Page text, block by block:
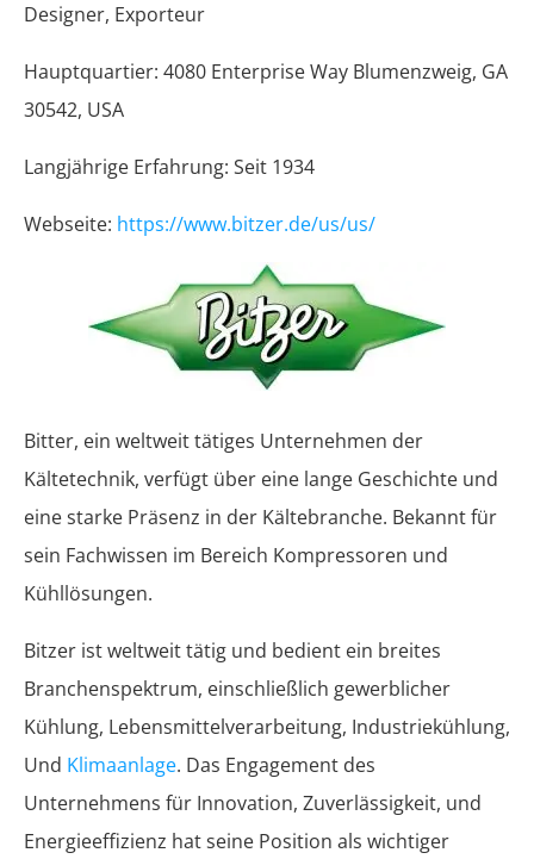
Designer, Exporteur
Hauptquartier: 4080 Enterprise Way Blumenzweig, GA
30542, USA
Langjährige Erfahrung: Seit 1934
Webseite: https://www.bitzer.de/us/us/
Bitter, ein weltweit tätiges Unternehmen der
Kältetechnik, verfügt über eine lange Geschichte und
eine starke Präsenz in der Kältebranche. Bekannt für
sein Fachwissen im Bereich Kompressoren und
Kühllösungen.
Bitzer ist weltweit tätig und bedient ein breites
Branchenspektrum, einschließlich gewerblicher
Kühlung, Lebensmittelverarbeitung, Industriekühlung,
Und Klimaanlage. Das Engagement des
Unternehmens für Innovation, Zuverlässigkeit, und
Energieeffizienz hat seine Position als wichtiger